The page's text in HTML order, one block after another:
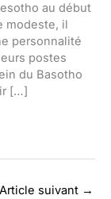
au début
modeste, il
personnalité
postes
du Basotho
[…]
Article suivant →